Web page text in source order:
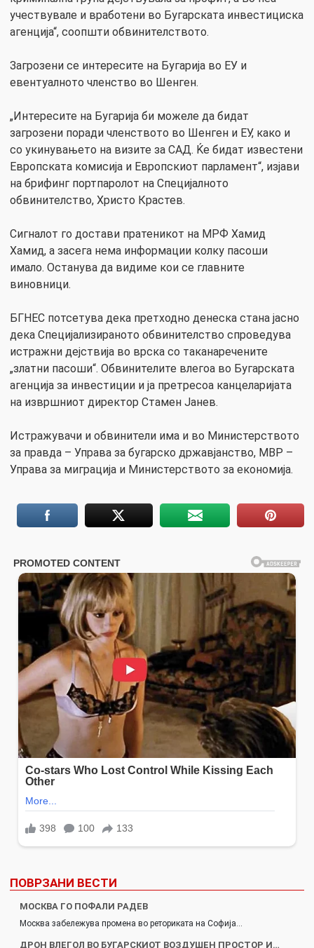
учествувале и вработени во Бугарската инвестициска
агенција“, соопшти обвинителството.
Загрозени се интересите на Бугарија во ЕУ и
евентуалното членство во Шенген.
„Интересите на Бугарија би можеле да бидат
загрозени поради членството во Шенген и ЕУ, како и
со укинувањето на визите за САД. Ќе бидат известени
Европската комисија и Европскиот парламент“, изјави
на брифинг портпаролот на Специјалното
обвинителство, Христо Крастев.
Сигналот го достави пратеникот на МРФ Хамид
Хамид, а засега нема информации колку пасоши
имало. Останува да видиме кои се главните
виновници.
БГНЕС потсетува дека претходно денеска стана јасно
дека Специјализираното обвинителство спроведува
истражни дејствија во врска со таканаречените
„златни пасоши“. Обвинителите влегоа во Бугарската
агенција за инвестиции и ја претресоа канцеларијата
на извршниот директор Стамен Јанев.
Истражувачи и обвинители има и во Министерството
за правда – Управа за бугарско државјанство, МВР –
Управа за миграција и Министерството за економија.
ПОВРЗАНИ ВЕСТИ
МОСКВА ГО ПОФАЛИ РАДЕВ
Москва забележува промена во реториката на Софија…
ДРОН ВЛЕГОЛ ВО БУГАРСКИОТ ВОЗДУШЕН ПРОСТОР И…